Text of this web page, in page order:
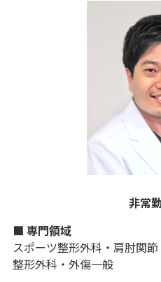
非常
■ 専門領域
スポーツ整形外科・肩肘関節
整形外科・外傷一般